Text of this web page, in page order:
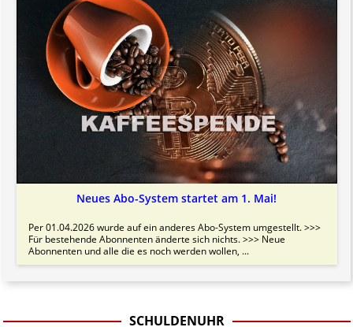
Neues Abo-System startet am 1. Mai!
Per 01.04.2026 wurde auf ein anderes Abo-System umgestellt. >>>
Für bestehende Abonnenten änderte sich nichts. >>> Neue
Abonnenten und alle die es noch werden wollen, ...
SCHULDENUHR